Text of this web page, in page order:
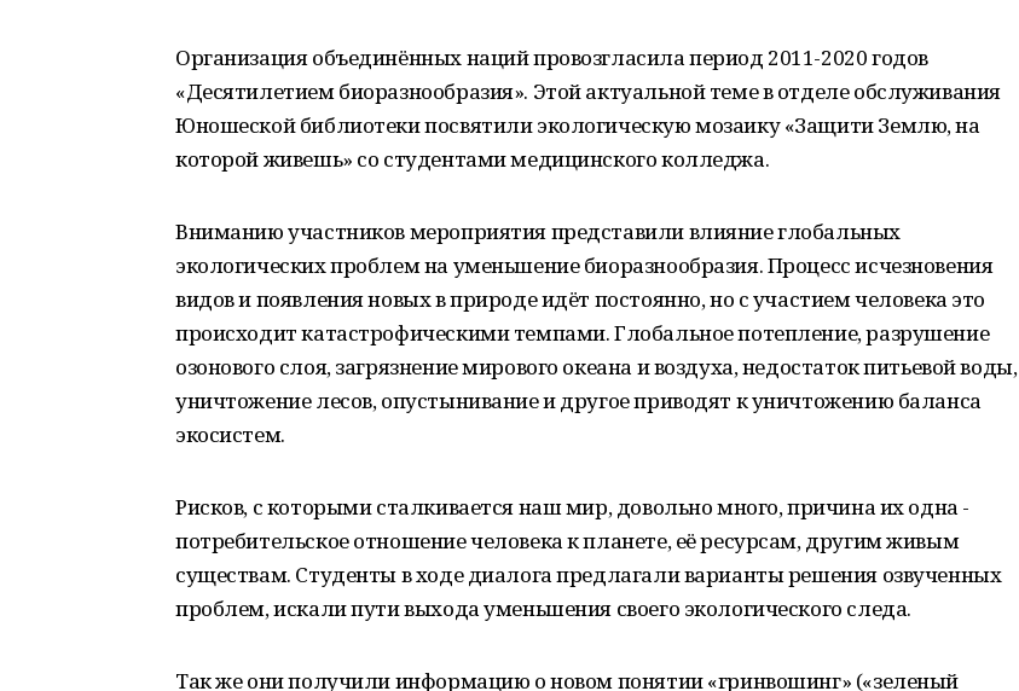
Организация объединённых наций провозгласила период 2011-2020 годов
«Десятилетием биоразнообразия». Этой актуальной теме в отделе обслуживания
Юношеской библиотеки посвятили экологическую мозаику «Защити Землю, на
которой живешь» со студентами медицинского колледжа.
Вниманию участников мероприятия представили влияние глобальных
экологических проблем на уменьшение биоразнообразия. Процесс исчезновения
видов и появления новых в природе идёт постоянно, но с участием человека это
происходит катастрофическими темпами. Глобальное потепление, разрушение
озонового слоя, загрязнение мирового океана и воздуха, недостаток питьевой воды,
уничтожение лесов, опустынивание и другое приводят к уничтожению баланса
экосистем.
Рисков, с которыми сталкивается наш мир, довольно много, причина их одна -
потребительское отношение человека к планете, её ресурсам, другим живым
существам. Студенты в ходе диалога предлагали варианты решения озвученных
проблем, искали пути выхода уменьшения своего экологического следа.
Так же они получили информацию о новом понятии «гринвошинг» («зеленый